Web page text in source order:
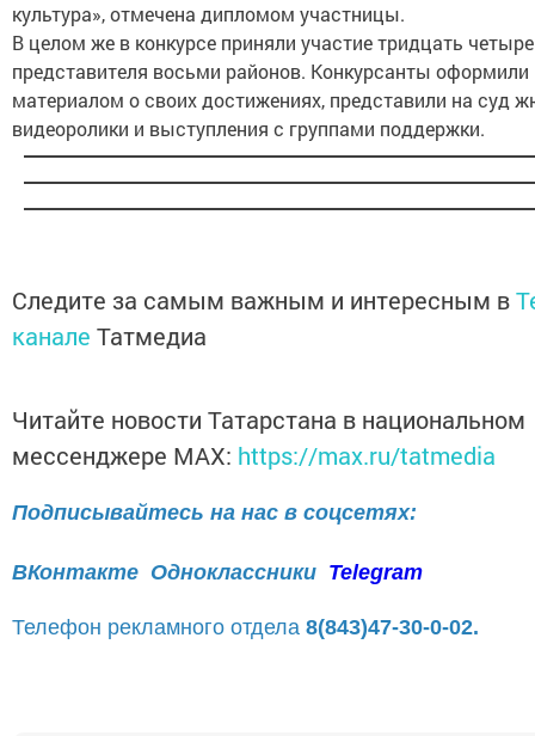
культура», отмечена дипломом участницы.
В целом же в конкурсе приняли участие тридцать четыре
представителя восьми районов. Конкурсанты оформили
материалом о своих достижениях, представили на суд
видеоролики и выступления с группами поддержки.
Следите за самым важным и интересным в
канале Татмедиа
Читайте новости Татарстана в национальном
мессенджере MАХ: https://max.ru/tatmedia
Подписывайтесь на нас в соцсетях:
ВКонтакте Одноклассники Telegram
Телефон рекламного отдела 8(843)47-30-0-02.